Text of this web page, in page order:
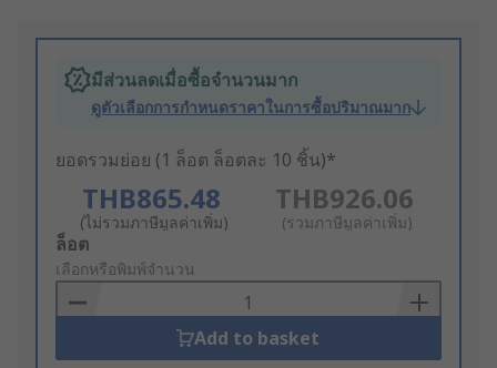
มีส่วนลดเมื่อซื้อจำนวนมาก
ดูตัวเลือกการกำหนดราคาในการซื้อปริมาณมาก
ยอดรวมย่อย (1 ล็อต ล็อตละ 10 ชิ้น)*
THB865.48
(ไม่รวมภาษีมูลค่าเพิ่ม)
THB926.06
(รวมภาษีมูลค่าเพิ่ม)
Add
to
Basket
ล็อต
เลือกหรือพิมพ์จำนวน
Add to basket